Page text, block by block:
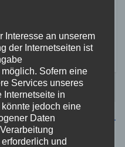
Interesse an unserem
der Internetseiten ist
Sofern eine
Services unseres
Internetseite in
jedoch eine
Daten
und